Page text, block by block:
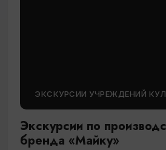
ЭКСКУРСИИ УЧРЕЖДЕНИЙ
Экскурсии по
бренда «Майку»